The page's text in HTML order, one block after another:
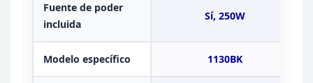
Fuente de poder
incluida
Sí, 250W
Modelo específico 1130BK